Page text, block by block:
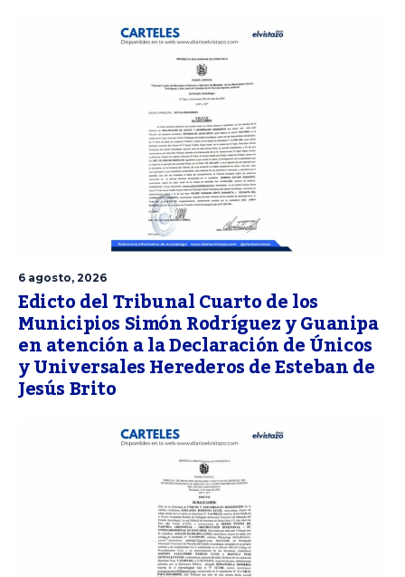
6 agosto, 2026
Edicto del Tribunal Cuarto de los
Municipios Simón Rodríguez y Guanipa
en atención a la Declaración de Únicos
y Universales Herederos de Esteban de
Jesús Brito